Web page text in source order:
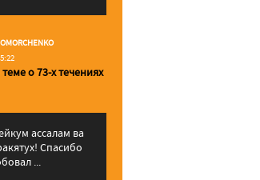
о 73-х течениях
Спасибо
...